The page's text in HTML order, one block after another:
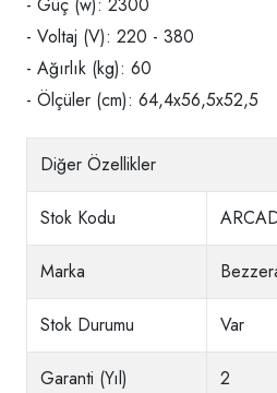
- Güç (w): 2300
- Voltaj (V): 220 - 380
- Ağırlık (kg): 60
- Ölçüler (cm): 64,4x56,5x52,5
Diğer Özellikler
Stok Kodu
Marka
Stok Durumu Var
Garanti (Yıl) 2